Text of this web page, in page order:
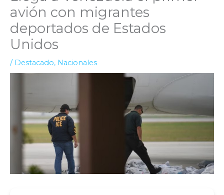
avión con migrantes
deportados de Estados
Unidos
/ Destacado, Nacionales